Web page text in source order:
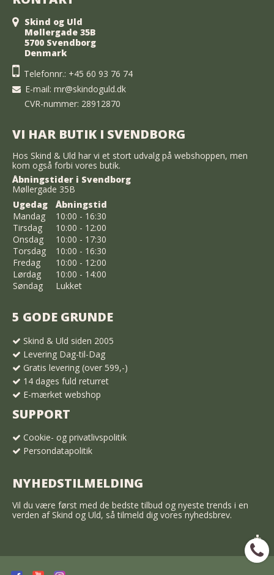
Skind og Uld
Møllergade 35B
5700 Svendborg
Denmark
Telefonnr.: +45 60 93 76 74
E-mail: mr@skindoguld.dk
CVR-nummer: 28912870
VI HAR BUTIK I SVENDBORG
Hos Skind & Uld har vi et stort udvalg på webshoppen, men
kom også forbi vores butik.
Åbningstider i Svendborg
Møllergade 35B
Ugedag
Åbningstid
Mandag
10:00 - 16:30
Tirsdag
10:00 - 12:00
Onsdag
10:00 - 17:30
Torsdag
10:00 - 16:30
Fredag
10:00 - 12:00
Lørdag
10:00 - 14:00
Søndag
Lukket
5 GODE GRUNDE
Skind & Uld siden 2005
Levering Dag-til-Dag
Gratis levering (over 599,-)
14 dages fuld returret
E-mærket webshop
SUPPORT
Cookie- og privatlivspolitik
Persondatapolitik
NYHEDSTILMELDING
Vil du være først med de bedste tilbud og nyeste trends i en
verden af Skind og Uld, så tilmeld dig vores nyhedsbrev.